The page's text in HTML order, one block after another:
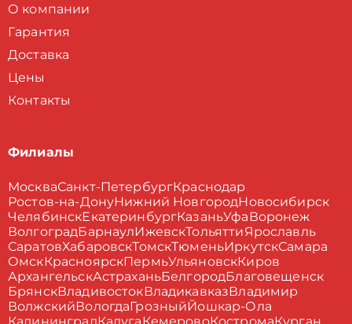
О компании
Гарантия
Доставка
Цены
Контакты
Филиалы
МоскваСанкт-ПетербургКраснодар
Ростов-на-ДонуНижний НовгородНовосибирск
ЧелябинскЕкатеринбургКазаньУфа Воронеж
ВолгоградБарнаулИжевскТольяттиЯрославль
СаратовХабаровскТомскТюменьИркутскСамара
ОмскКрасноярскПермьУльяновскКиров
АрхангельскАстраханьБелгородБлаговещенск
БрянскВладивостокВладикавказВладимир
ВолжскийВологдаГрозныйЙошкар-Ола